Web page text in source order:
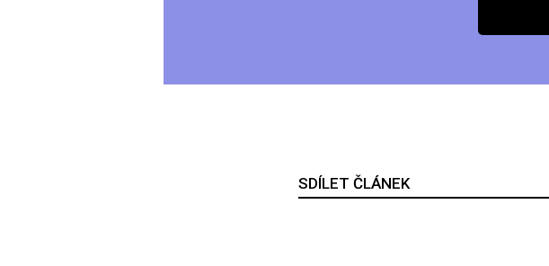
SDÍLET ČLÁNEK